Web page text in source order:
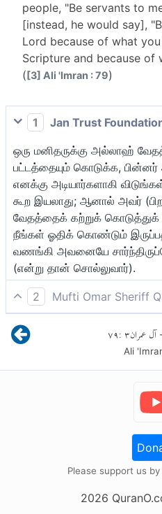
people, "Be servants to
[instead, he would say],
Lord because of what
Scripture and because of
([3] Ali 'Imran : 79)
1
Jan Trust
ஒரு மனிதருக்கு அல்லாஹ்
பட்டத்தையும் கொடுக்க,
எனக்கு அடியார்களாகி
கூற இயலாது; ஆனால் அவர்
வேதத்தைக் கற்றுக்
நீங்கள் ஓதிக் கொண்டும்
வணங்கி அவனையே
(என்று தான் சொல்லுவார்).
2
Mufti Omar Sheriff
வேதத்தையும், ஞானத்தையும்,
மனிதருக்கு கொடுக்க, பிறகு
"அல்லாஹ்வைத் தவிர்த்து என்
என்று கூறுவது அவருக்கு
நோக்கி), "வேதத்தை
நீங்கள் இருப்பதாலும், (அதை)
நிர்வாகிகளாக ஆகிவிடுங்கள்"
- آل عمران٣:٧٩
Ali
Please support us
2026